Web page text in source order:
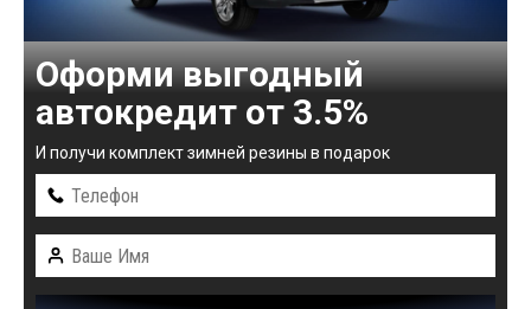
Оформи выгодный
автокредит от 3.5%
И получи комплект зимней резины в подарок